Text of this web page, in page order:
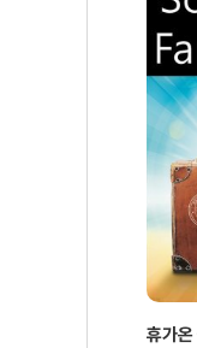
휴가